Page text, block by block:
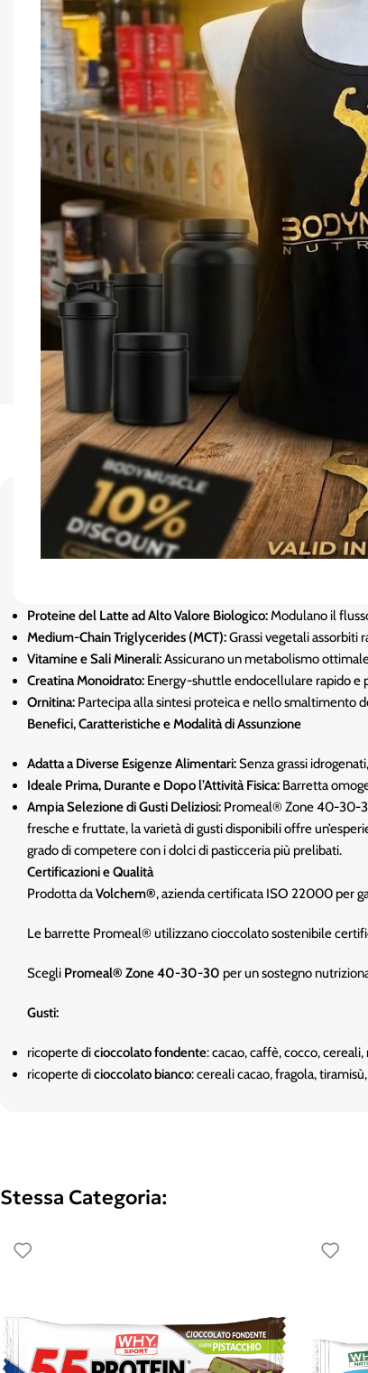
Promeal® Zone 40-30-30 è la barretta bilanciata
corporeo. Contiene ingredienti naturali di prima qualità,
Proteine del Latte ad Alto Valore Biologico:Modulano il
Medium-Chain Triglycerides (MCT):Grassi vegetali assorbiti
Vitamine e Sali Minerali:Assicurano un metabolismo
Creatina Monoidrato: Energy-shuttle endocellulare rapido e
Ornitina: Partecipa alla sintesi proteica e nello smaltimento
Benefici, Caratteristiche e Modalità di Assunzione
Adatta a Diverse Esigenze Alimentari:Senza grassi
Ideale Prima, Durante e Dopo l’Attività Fisica: Barretta
Ampia Selezione di Gusti Deliziosi: Promeal® Zone 40-30-
fresche e fruttate, la varietà di gusti disponibili offre
grado di competere con i dolci di pasticceria più prelibati.
Certificazioni e Qualità
Prodotta daVolchem®, azienda certificata ISO 22000 per
Le barrette Promeal® utilizzano cioccolato sostenibile
Scegli Promeal® Zone 40-30-30 per un sostegno
Gusti:
ricoperte dicioccolato fondente: cacao, caffè, cocco,
ricoperte dicioccolato bianco: cereali cacao, fragola,
Stessa Categoria: